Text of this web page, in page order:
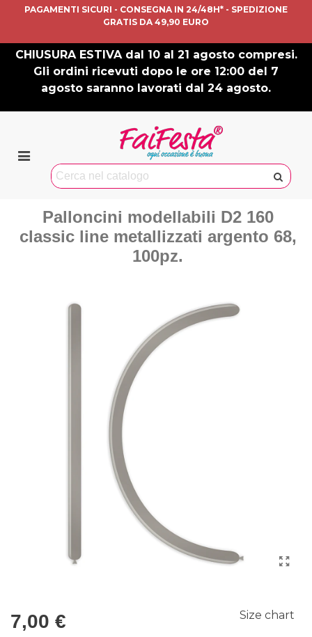
PAGAMENTI SICURI - CONSEGNA IN 24/48H* - SPEDIZIONE
GRATIS DA 49,90 EURO
CHIUSURA ESTIVA dal 10 al 21 agosto compresi.
Gli ordini ricevuti dopo le ore 12:00 del 7
agosto saranno lavorati dal 24 agosto.
Palloncini modellabili D2 160
classic line metallizzati argento 68,
100pz.
7,00 € Size chart